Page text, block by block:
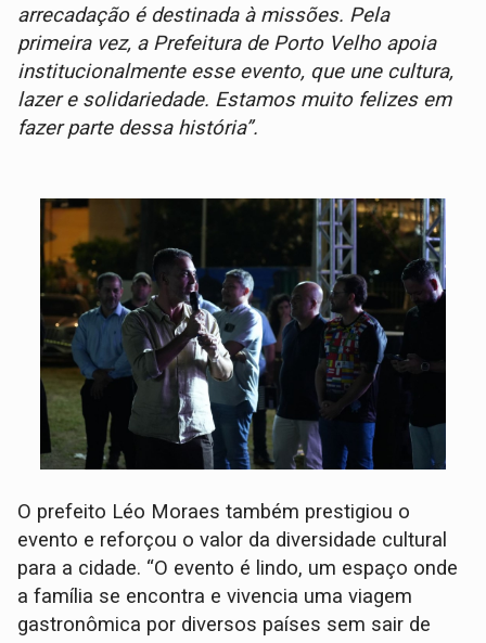
arrecadação é destinada à missões. Pela
primeira vez, a Prefeitura de Porto Velho apoia
institucionalmente esse evento, que une cultura,
lazer e solidariedade. Estamos muito felizes em
fazer parte dessa história”.
O prefeito Léo Moraes também prestigiou o
evento e reforçou o valor da diversidade cultural
para a cidade. “O evento é lindo, um espaço onde
a família se encontra e vivencia uma viagem
gastronômica por diversos países sem sair de